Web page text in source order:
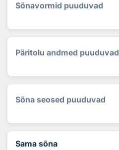
Sõnavormid puuduvad
Päritolu andmed puuduvad
Sõna seosed puuduvad
Sama sõna